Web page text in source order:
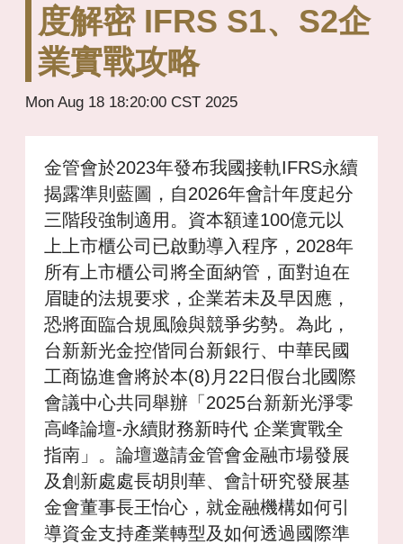
人才招募
合併專區
度解密 IFRS S1、S2企
業實戰攻略
Mon Aug 18 18:20:00 CST 2025
金管會於2023年發布我國接軌IFRS永續
揭露準則藍圖，自2026年會計年度起分
三階段強制適用。資本額達100億元以
上上市櫃公司已啟動導入程序，2028年
所有上市櫃公司將全面納管，面對迫在
眉睫的法規要求，企業若未及早因應，
恐將面臨合規風險與競爭劣勢。為此，
台新新光金控偕同台新銀行、中華民國
工商協進會將於本(8)月22日假台北國際
會議中心共同舉辦「2025台新新光淨零
高峰論壇-永續財務新時代 企業實戰全
指南」。論壇邀請金管會金融市場發展
及創新處處長胡則華、會計研究發展基
金會董事長王怡心，就金融機構如何引
導資金支持產業轉型及如何透過國際準